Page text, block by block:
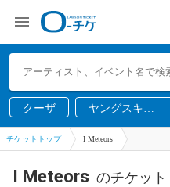
クーザ
ヤングスキニ
ー
チケットトップ I Meteors
I Meteors のチケット